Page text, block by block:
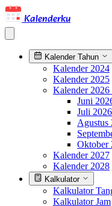
Kalenderku
Kalender Tahun
Kalender 2024
Kalender 2025
Kalender 2026
Juni
Juli 2026
Agustus
Oktober
Kalender 2027
Kalender 2028
Kalkulator
Kalkulator
Kalkulator Jam